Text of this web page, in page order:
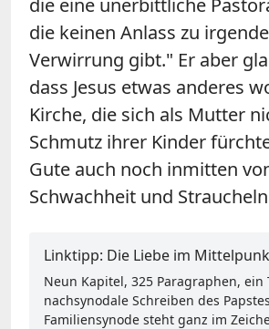
die keinen Anlass zu
Verwirrung gibt." Er aber
dass Jesus etwas anderes
Kirche, die sich als Mutter
Schmutz ihrer Kinder
Gute auch noch inmitten
Schwachheit und
Linktipp: Die Liebe im
Neun Kapitel, 325 Paragraphen, ein
nachsynodale Schreiben des
Familiensynode steht ganz im